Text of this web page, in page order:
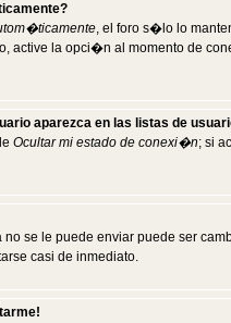
, el foro s�lo lo
active la opci�n al momento de
aparezca en las listas de
Ocultar mi estado de conexi�n; si
se le puede enviar puede ser
casi de inmediato.